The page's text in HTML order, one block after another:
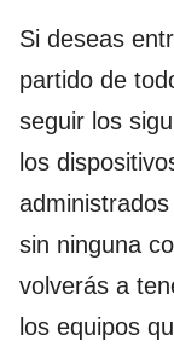
Si deseas
partido de
seguir los
los
sin ninguna
volverás a
los equipos